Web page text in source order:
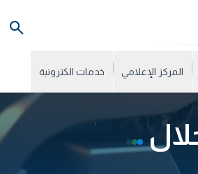
المركز الإعلامي خدمات الكترونية